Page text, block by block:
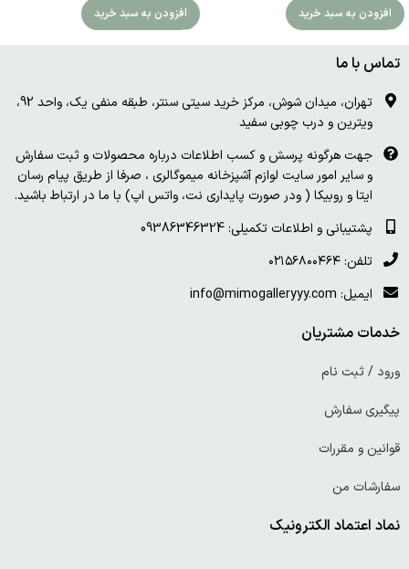
افزودن به سبد خرید افزودن به سبد خرید
تماس با ما
تهران، میدان شوش، مرکز خرید سیتی سنتر، طبقه منفی یک، واحد 92،
ویترین و درب چوبی سفید
جهت هرگونه پرسش و کسب اطلاعات درباره محصولات و ثبت سفارش
و سایر امور سایت لوازم آشپزخانه میموگالری ، صرفا از طریق پیام رسان
ایتا و روبیکا ( ودر صورت پایداری نت، واتس اپ) با ما در ارتباط باشید.
پشتیبانی و اطلاعات تکمیلی: 09386346324
تلفن: ۰۲۱۵۶۸۰۰۴۶۴
ایمیل: info@mimogalleryyy.com
خدمات مشتریان
ورود / ثبت نام
پیگیری سفارش
قوانین و مقررات
سفارشات من
نماد اعتماد الکترونیک